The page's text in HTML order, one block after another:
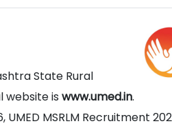
State Rural
website is www.umed.in.
MSRLM Recruitment